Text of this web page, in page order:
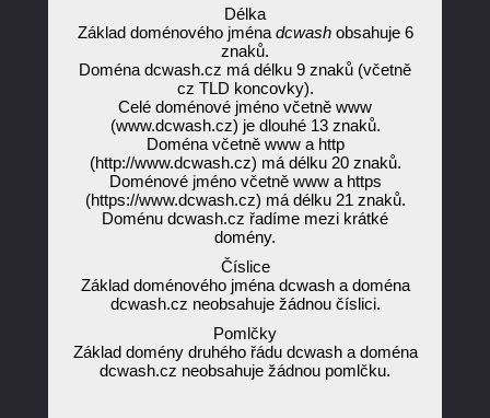
Délka
Základ doménového jména dcwashobsahuje 6
znaků.
Doména dcwash.cz má délku 9 znaků (včetně
cz TLD koncovky).
Celé doménové jméno včetně www
(www.dcwash.cz) je dlouhé 13 znaků.
Doména včetně www a http
(http://www.dcwash.cz) má délku 20 znaků.
Doménové jméno včetně www a https
(https://www.dcwash.cz) má délku 21 znaků.
Doménu dcwash.cz řadíme mezi krátké
domény.
Číslice
Základ doménového jména dcwash a doména
dcwash.cz neobsahuje žádnou číslici.
Pomlčky
Základ domény druhého řádu dcwash a doména
dcwash.cz neobsahuje žádnou pomlčku.